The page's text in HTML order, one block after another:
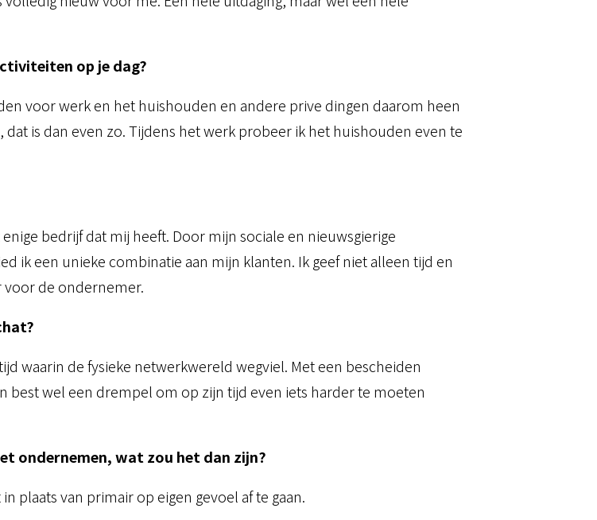
op je dag?
voor werk en het huishouden en andere prive dingen daarom heen
is dan even zo. Tijdens het werk probeer ik het huishouden even te
bedrijf dat mij heeft. Door mijn sociale en nieuwsgierige
ik een unieke combinatie aan mijn klanten. Ik geef niet alleen tijd en
de ondernemer.
waarin de fysieke netwerkwereld wegviel. Met een bescheiden
wel een drempel om op zijn tijd even iets harder te moeten
ondernemen, wat zou het dan zijn?
plaats van primair op eigen gevoel af te gaan.